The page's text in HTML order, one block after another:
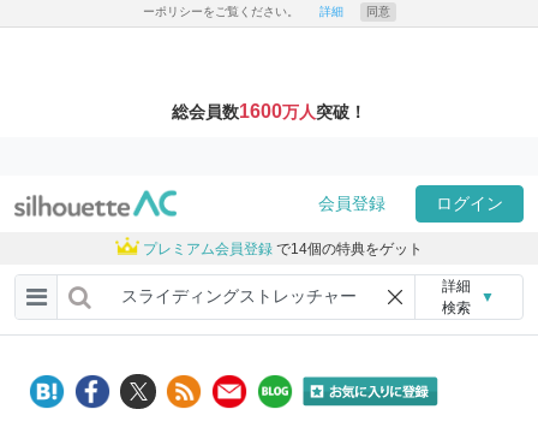
ーポリシーをご覧ください。 詳細 同意
総会員数1600万人突破！
会員登録 ログイン
プレミアム会員登録 で14個の特典をゲット
詳細
検索
▼